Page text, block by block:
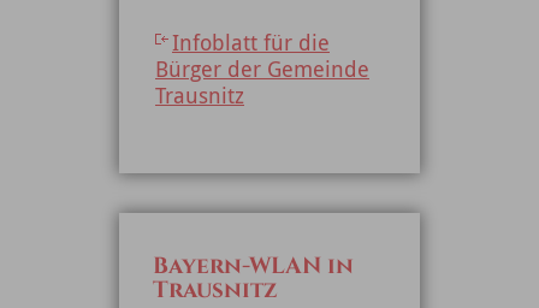
Infoblatt für die
Bürger der Gemeinde
Trausnitz
Bayern-WLAN in
Trausnitz